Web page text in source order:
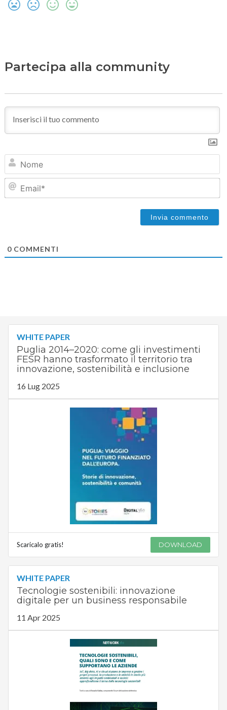
Partecipa alla community
0COMMENTI
WHITE PAPER
Puglia 2014–2020: come gli investimenti
FESR hanno trasformato il territorio tra
innovazione, sostenibilità e inclusione
16 Lug 2025
Scaricalo gratis! DOWNLOAD
WHITE PAPER
Tecnologie sostenibili: innovazione
digitale per un business responsabile
11 Apr 2025